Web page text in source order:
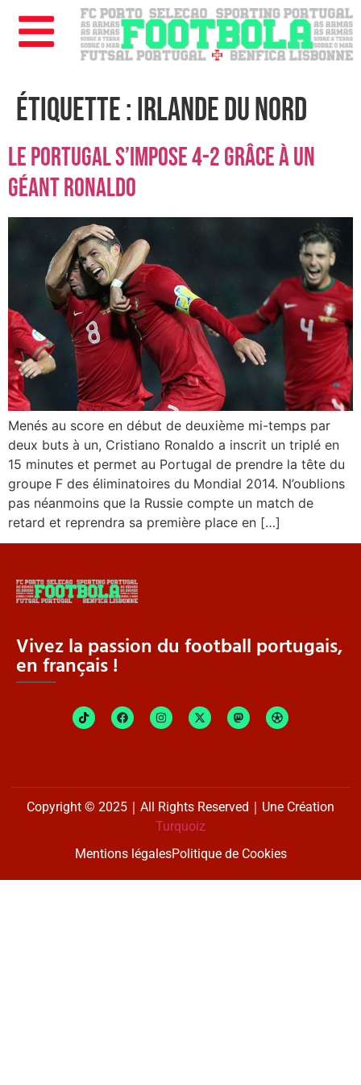
Étiquette :Irlande du Nord
Le Portugal s’impose 4-2 grâce à un
géant Ronaldo
Menés au score en début de deuxième mi-temps par
deux buts à un, Cristiano Ronaldo a inscrit un triplé en
15 minutes et permet au Portugal de prendre la tête du
groupe F des éliminatoires du Mondial 2014. N’oublions
pas néanmoins que la Russie compte un match de
retard et reprendra sa première place en […]
Vivez la passion du football portugais,
en français !
Copyright © 2025｜All Rights Reserved｜Une Création
Turquoiz
Mentions légalesPolitique de Cookies